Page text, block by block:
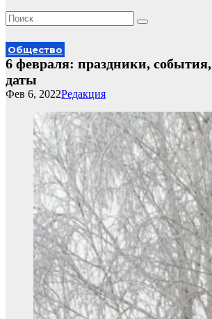
Общество
6 февраля: праздники, события,
даты
Редакция
Фев 6, 2022